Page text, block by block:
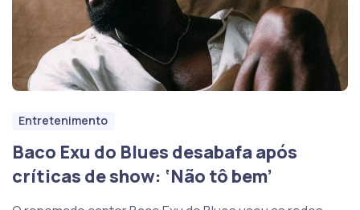
Entretenimento
Baco Exu do Blues desabafa após
críticas de show: ‘Não tô bem’